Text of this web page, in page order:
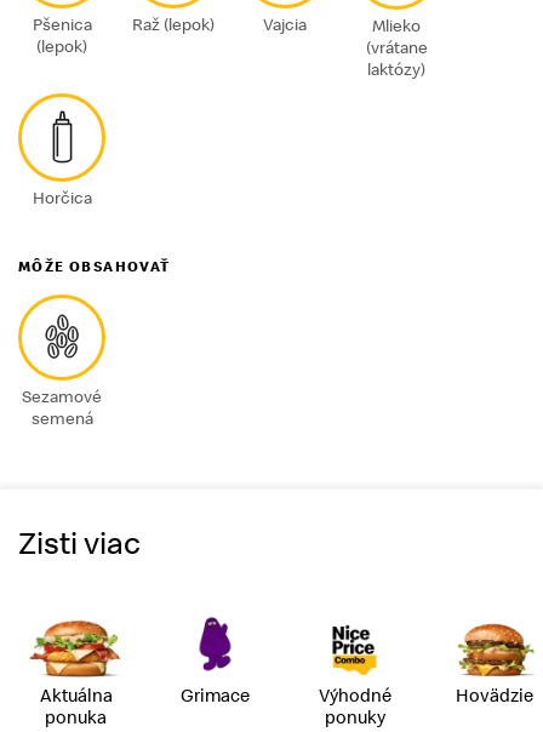
Pšenica
(lepok)
Raž (lepok) Vajcia
Mlieko
(vrátane
laktózy)
Horčica
MÔŽE OBSAHOVAŤ
Sezamové
semená
Zisti viac
Aktuálna
ponuka
Grimace
Výhodné
ponuky
Hovädzie